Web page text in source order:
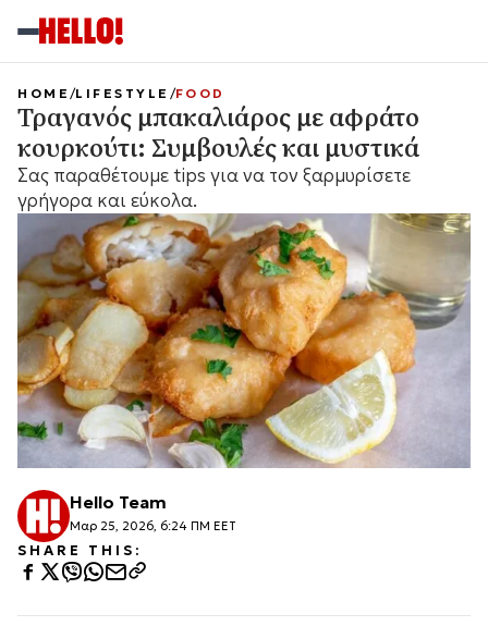
HOME LIFESTYLE FOOD
Τραγανός μπακαλιάρος με αφράτο
κουρκούτι: Συμβουλές και μυστικά
Σας παραθέτουμε tips για να τον ξαρμυρίσετε
γρήγορα και εύκολα.
Hello Team
Μαρ 25, 2026, 6:24 ΠΜ EET
SHARE THIS: